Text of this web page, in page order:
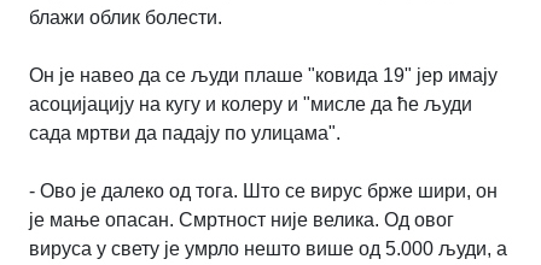
блажи облик болести.
Он је навео да се људи плаше "ковида 19" јер имају
асоцијацију на кугу и колеру и "мисле да ће људи
сада мртви да падају по улицама".
- Ово је далеко од тога. Што се вирус брже шири, он
је мање опасан. Смртност није велика. Од овог
вируса у свету је умрло нешто више од 5.000 људи, а